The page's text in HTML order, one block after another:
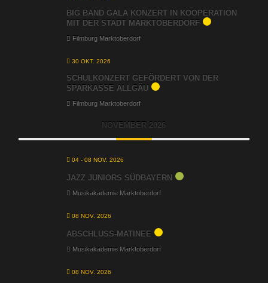
BIG BAND GALA KONZERT IN KOOPERATION
MIT DER STADT MARKTOBERDORF
Filmburg Marktoberdorf
30 OKT. 2026
SCHULKONZERT GEFÖRDERT VON DER
SPARKASSE ALLGÄU
Filmburg Marktoberdorf
NOVEMBER 2026
04 - 08 NOV. 2026
JAZZ JUNIORS SÜDBAYERN
Musikakademie Marktoberdorf
08 NOV. 2026
ABSCHLUSS-MATINEE
Musikakademie Marktoberdorf
08 NOV. 2026